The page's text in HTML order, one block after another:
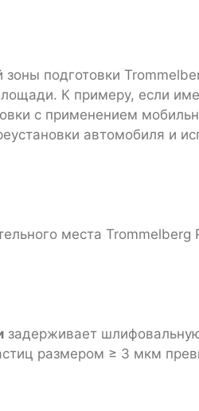
зоны подготовки
К примеру, если
с применением
автомобиля и
места Trommelberg
задерживает
размером ≥ 3 мкм